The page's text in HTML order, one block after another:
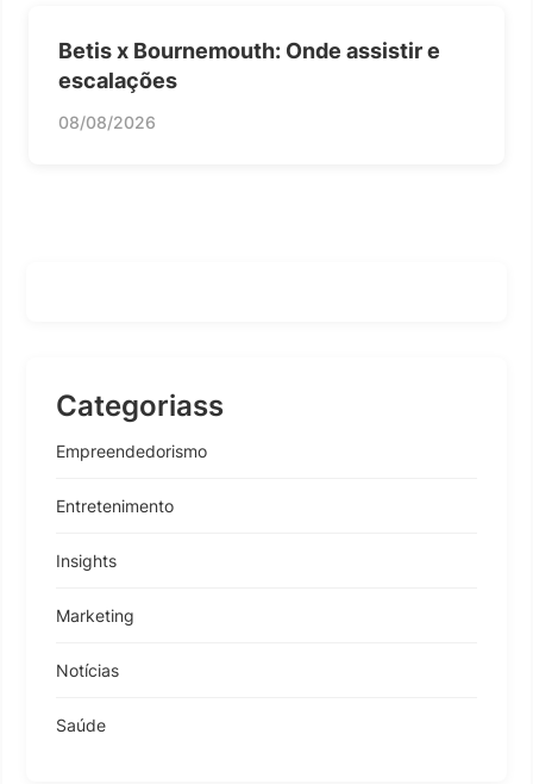
Betis x Bournemouth: Onde assistir e
escalações
08/08/2026
Categoriass
Empreendedorismo
Entretenimento
Insights
Marketing
Notícias
Saúde